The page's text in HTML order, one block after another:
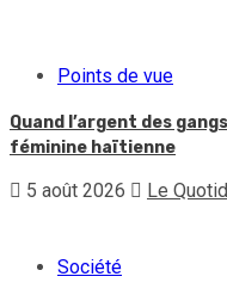
Points de vue
Quand l’argent des
féminine haïtienne
5 août 2026 Le
Société